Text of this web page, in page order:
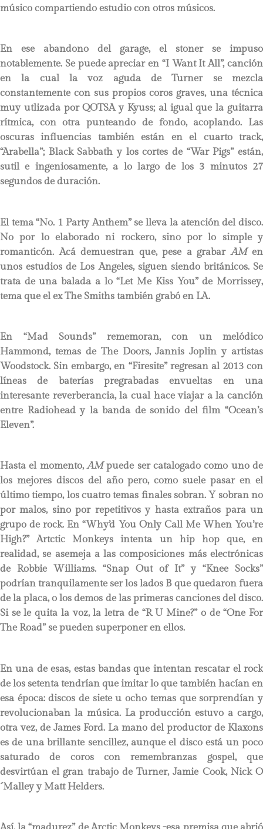
músico compartiendo estudio con otros músicos.
En ese abandono del garage, el stoner se impuso
notablemente. Se puede apreciar en “I Want It All”, canción
en la cual la voz aguda de Turner se mezcla
constantemente con sus propios coros graves, una técnica
muy utlizada por QOTSA y Kyuss; al igual que la guitarra
rítmica, con otra punteando de fondo, acoplando. Las
oscuras influencias también están en el cuarto track,
“Arabella”; Black Sabbath y los cortes de “War Pigs” están,
sutil e ingeniosamente, a lo largo de los 3 minutos 27
segundos de duración.
El tema “No. 1 Party Anthem” se lleva la atención del disco.
No por lo elaborado ni rockero, sino por lo simple y
romanticón. Acá demuestran que, pese a grabarAMen
unos estudios de Los Angeles, siguen siendo británicos. Se
trata de una balada a lo “Let Me Kiss You” de Morrissey,
tema que el ex The Smiths también grabó en LA.
En “Mad Sounds” rememoran, con un melódico
Hammond, temas de The Doors, Jannis Joplin y artistas
Woodstock. Sin embargo, en “Firesite” regresan al 2013 con
líneas de baterías pregrabadas envueltas en una
interesante reverberancia, la cual hace viajar a la canción
entre Radiohead y la banda de sonido del film “Ocean’s
Eleven”.
Hasta el momento,AMpuede ser catalogado como uno de
los mejores discos del año pero, como suele pasar en el
último tiempo, los cuatro temas finales sobran. Y sobran no
por malos, sino por repetitivos y hasta extraños para un
grupo de rock. En “Why’d You Only Call Me When You’re
High?” Artctic Monkeys intenta un hip hop que, en
realidad, se asemeja a las composiciones más electrónicas
de Robbie Williams. “Snap Out of It” y “Knee Socks”
podrían tranquilamente ser los lados B que quedaron fuera
de la placa, o los demos de las primeras canciones del disco.
Si se le quita la voz, la letra de “R U Mine?” o de “One For
The Road” se pueden superponer en ellos.
En una de esas, estas bandas que intentan rescatar el rock
de los setenta tendrían que imitar lo que también hacían en
esa época: discos de siete u ocho temas que sorprendían y
revolucionaban la música. La producción estuvo a cargo,
otra vez, de James Ford. La mano del productor de Klaxons
es de una brillante sencillez, aunque el disco está un poco
saturado de coros con remembranzas gospel, que
desvirtúan el gran trabajo de Turner, Jamie Cook, Nick O
´Malley y Matt Helders.